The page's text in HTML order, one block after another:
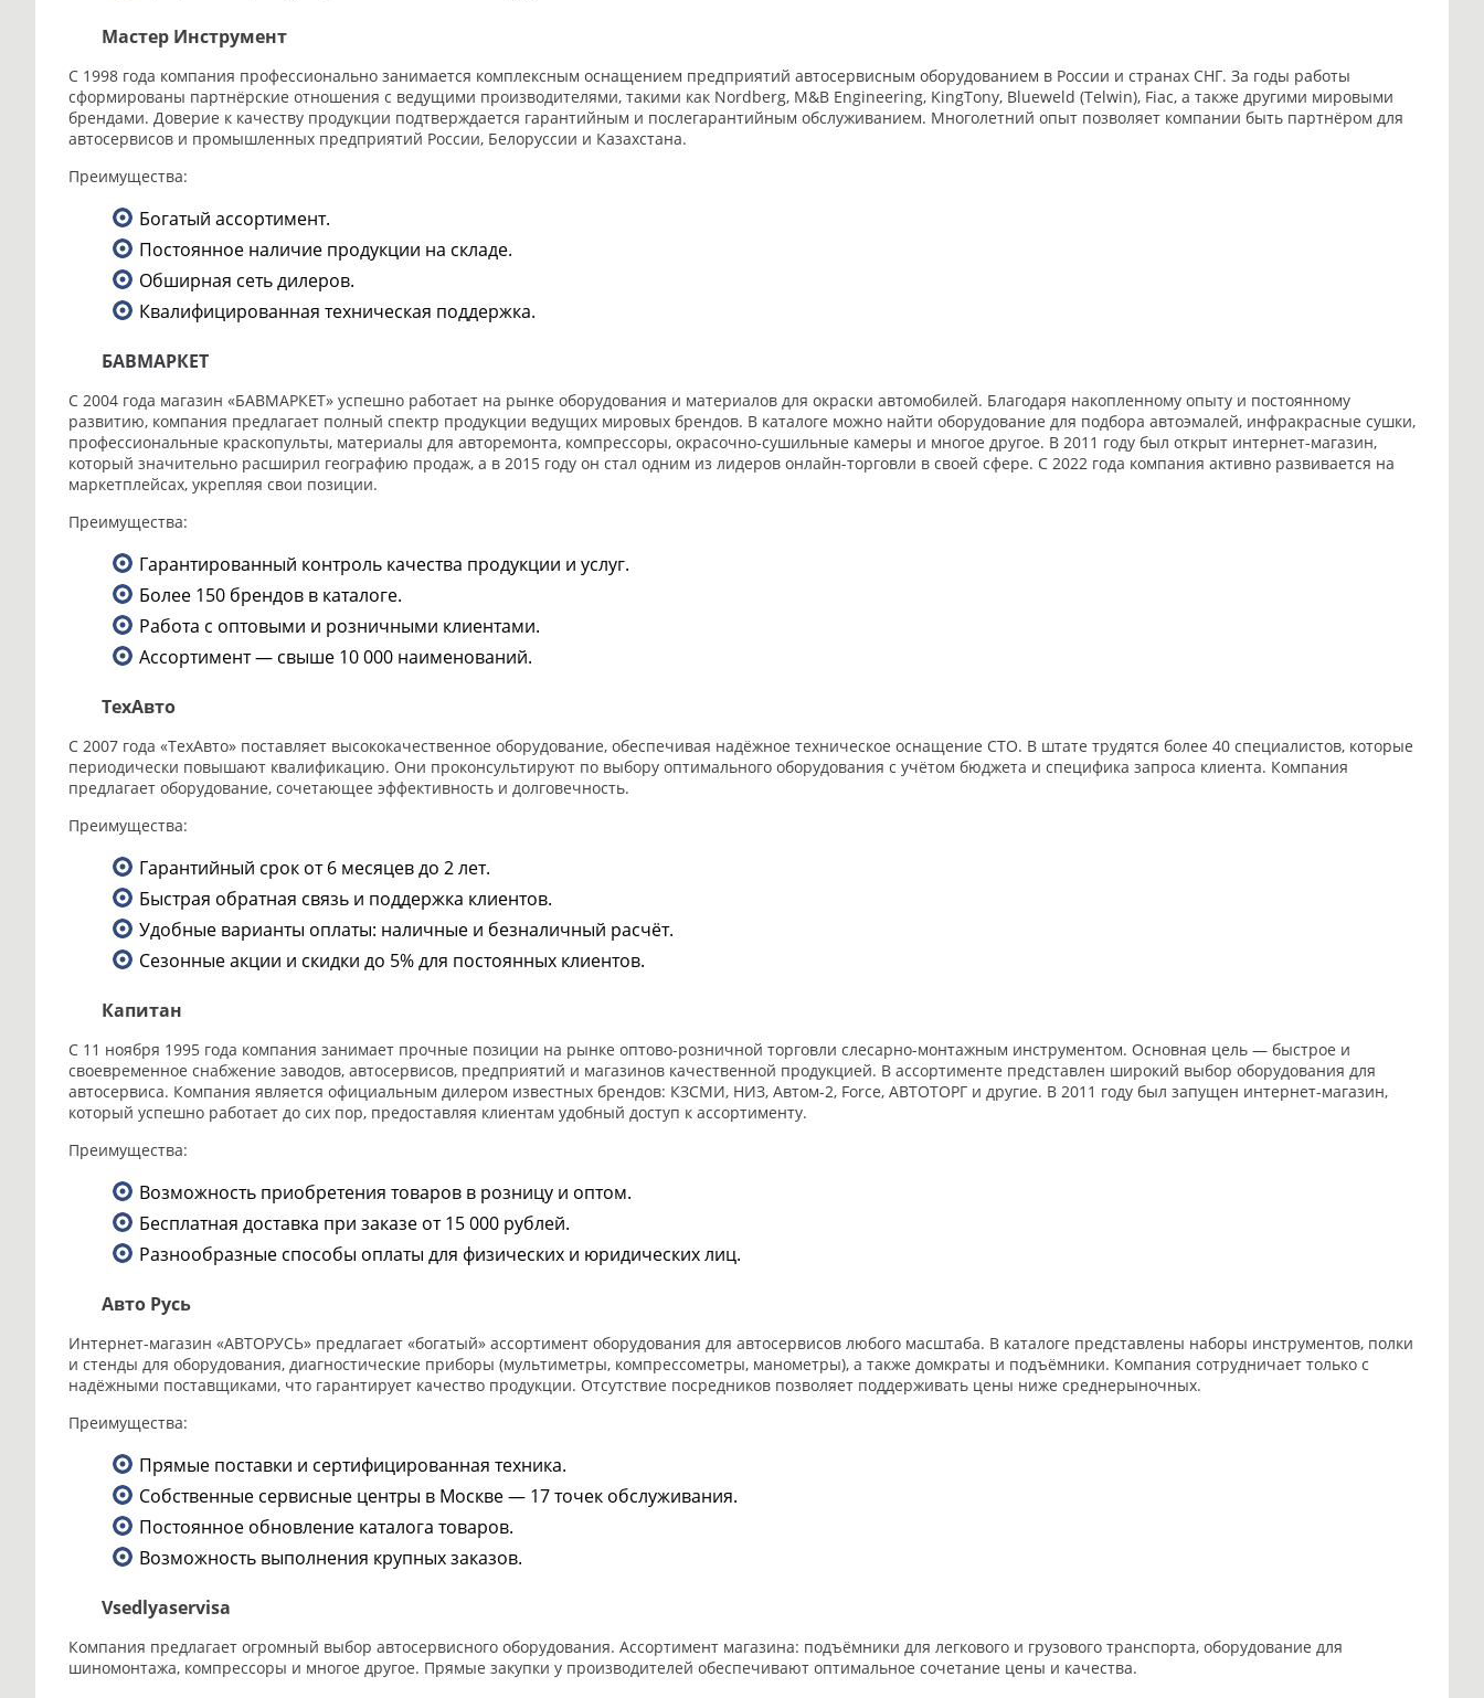
Мастер Инструмент
С 1998 года компания профессионально занимается комплексным оснащением предприятий автосервисным оборудованием в России и странах СНГ. За годы работы
сформированы партнёрские отношения с ведущими производителями, такими как Nordberg, M&B Engineering, KingTony, Blueweld (Telwin), Fiac, а также другими мировыми
брендами. Доверие к качеству продукции подтверждается гарантийным и послегарантийным обслуживанием. Многолетний опыт позволяет компании быть партнёром для
автосервисов и промышленных предприятий России, Белоруссии и Казахстана.
Преимущества:
Богатый ассортимент.
Постоянное наличие продукции на складе.
Обширная сеть дилеров.
Квалифицированная техническая поддержка.
БАВМАРКЕТ
С 2004 года магазин «БАВМАРКЕТ» успешно работает на рынке оборудования и материалов для окраски автомобилей. Благодаря накопленному опыту и постоянному
развитию, компания предлагает полный спектр продукции ведущих мировых брендов. В каталоге можно найти оборудование для подбора автоэмалей, инфракрасные сушки,
профессиональные краскопульты, материалы для авторемонта, компрессоры, окрасочно-сушильные камеры и многое другое. В 2011 году был открыт интернет-магазин,
который значительно расширил географию продаж, а в 2015 году он стал одним из лидеров онлайн-торговли в своей сфере. С 2022 года компания активно развивается на
маркетплейсах, укрепляя свои позиции.
Преимущества:
Гарантированный контроль качества продукции и услуг.
Более 150 брендов в каталоге.
Работа с оптовыми и розничными клиентами.
Ассортимент — свыше 10 000 наименований.
ТехАвто
С 2007 года «ТехАвто» поставляет высококачественное оборудование, обеспечивая надёжное техническое оснащение СТО. В штате трудятся более 40 специалистов, которые
периодически повышают квалификацию. Они проконсультируют по выбору оптимального оборудования с учётом бюджета и специфика запроса клиента. Компания
предлагает оборудование, сочетающее эффективность и долговечность.
Преимущества:
Гарантийный срок от 6 месяцев до 2 лет.
Быстрая обратная связь и поддержка клиентов.
Удобные варианты оплаты: наличные и безналичный расчёт.
Сезонные акции и скидки до 5% для постоянных клиентов.
Капитан
С 11 ноября 1995 года компания занимает прочные позиции на рынке оптово-розничной торговли слесарно-монтажным инструментом. Основная цель — быстрое и
своевременное снабжение заводов, автосервисов, предприятий и магазинов качественной продукцией. В ассортименте представлен широкий выбор оборудования для
автосервиса. Компания является официальным дилером известных брендов: КЗСМИ, НИЗ, Автом-2, Force, АВТОТОРГ и другие. В 2011 году был запущен интернет-магазин,
который успешно работает до сих пор, предоставляя клиентам удобный доступ к ассортименту.
Преимущества:
Возможность приобретения товаров в розницу и оптом.
Бесплатная доставка при заказе от 15 000 рублей.
Разнообразные способы оплаты для физических и юридических лиц.
Авто Русь
Интернет-магазин «АВТОРУСЬ» предлагает «богатый» ассортимент оборудования для автосервисов любого масштаба. В каталоге представлены наборы инструментов, полки
и стенды для оборудования, диагностические приборы (мультиметры, компрессометры, манометры), а также домкраты и подъёмники. Компания сотрудничает только с
надёжными поставщиками, что гарантирует качество продукции. Отсутствие посредников позволяет поддерживать цены ниже среднерыночных.
Преимущества:
Прямые поставки и сертифицированная техника.
Собственные сервисные центры в Москве — 17 точек обслуживания.
Постоянное обновление каталога товаров.
Возможность выполнения крупных заказов.
Vsedlyaservisa
Компания предлагает огромный выбор автосервисного оборудования. Ассортимент магазина: подъёмники для легкового и грузового транспорта, оборудование для
шиномонтажа, компрессоры и многое другое. Прямые закупки у производителей обеспечивают оптимальное сочетание цены и качества.